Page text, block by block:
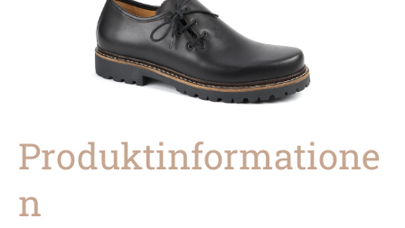
Produktinformatione
n